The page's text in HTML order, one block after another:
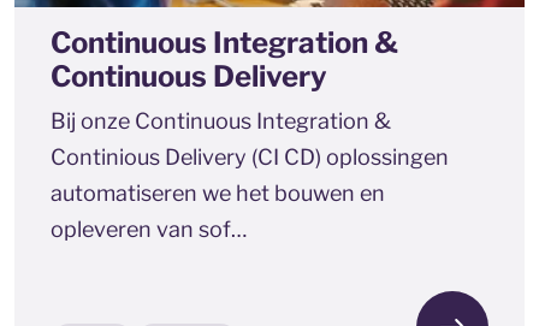
Continuous Integration &
Continuous Delivery
Bij onze Continuous Integration &
Continious Delivery (CI CD) oplossingen
automatiseren we het bouwen en
opleveren van sof…